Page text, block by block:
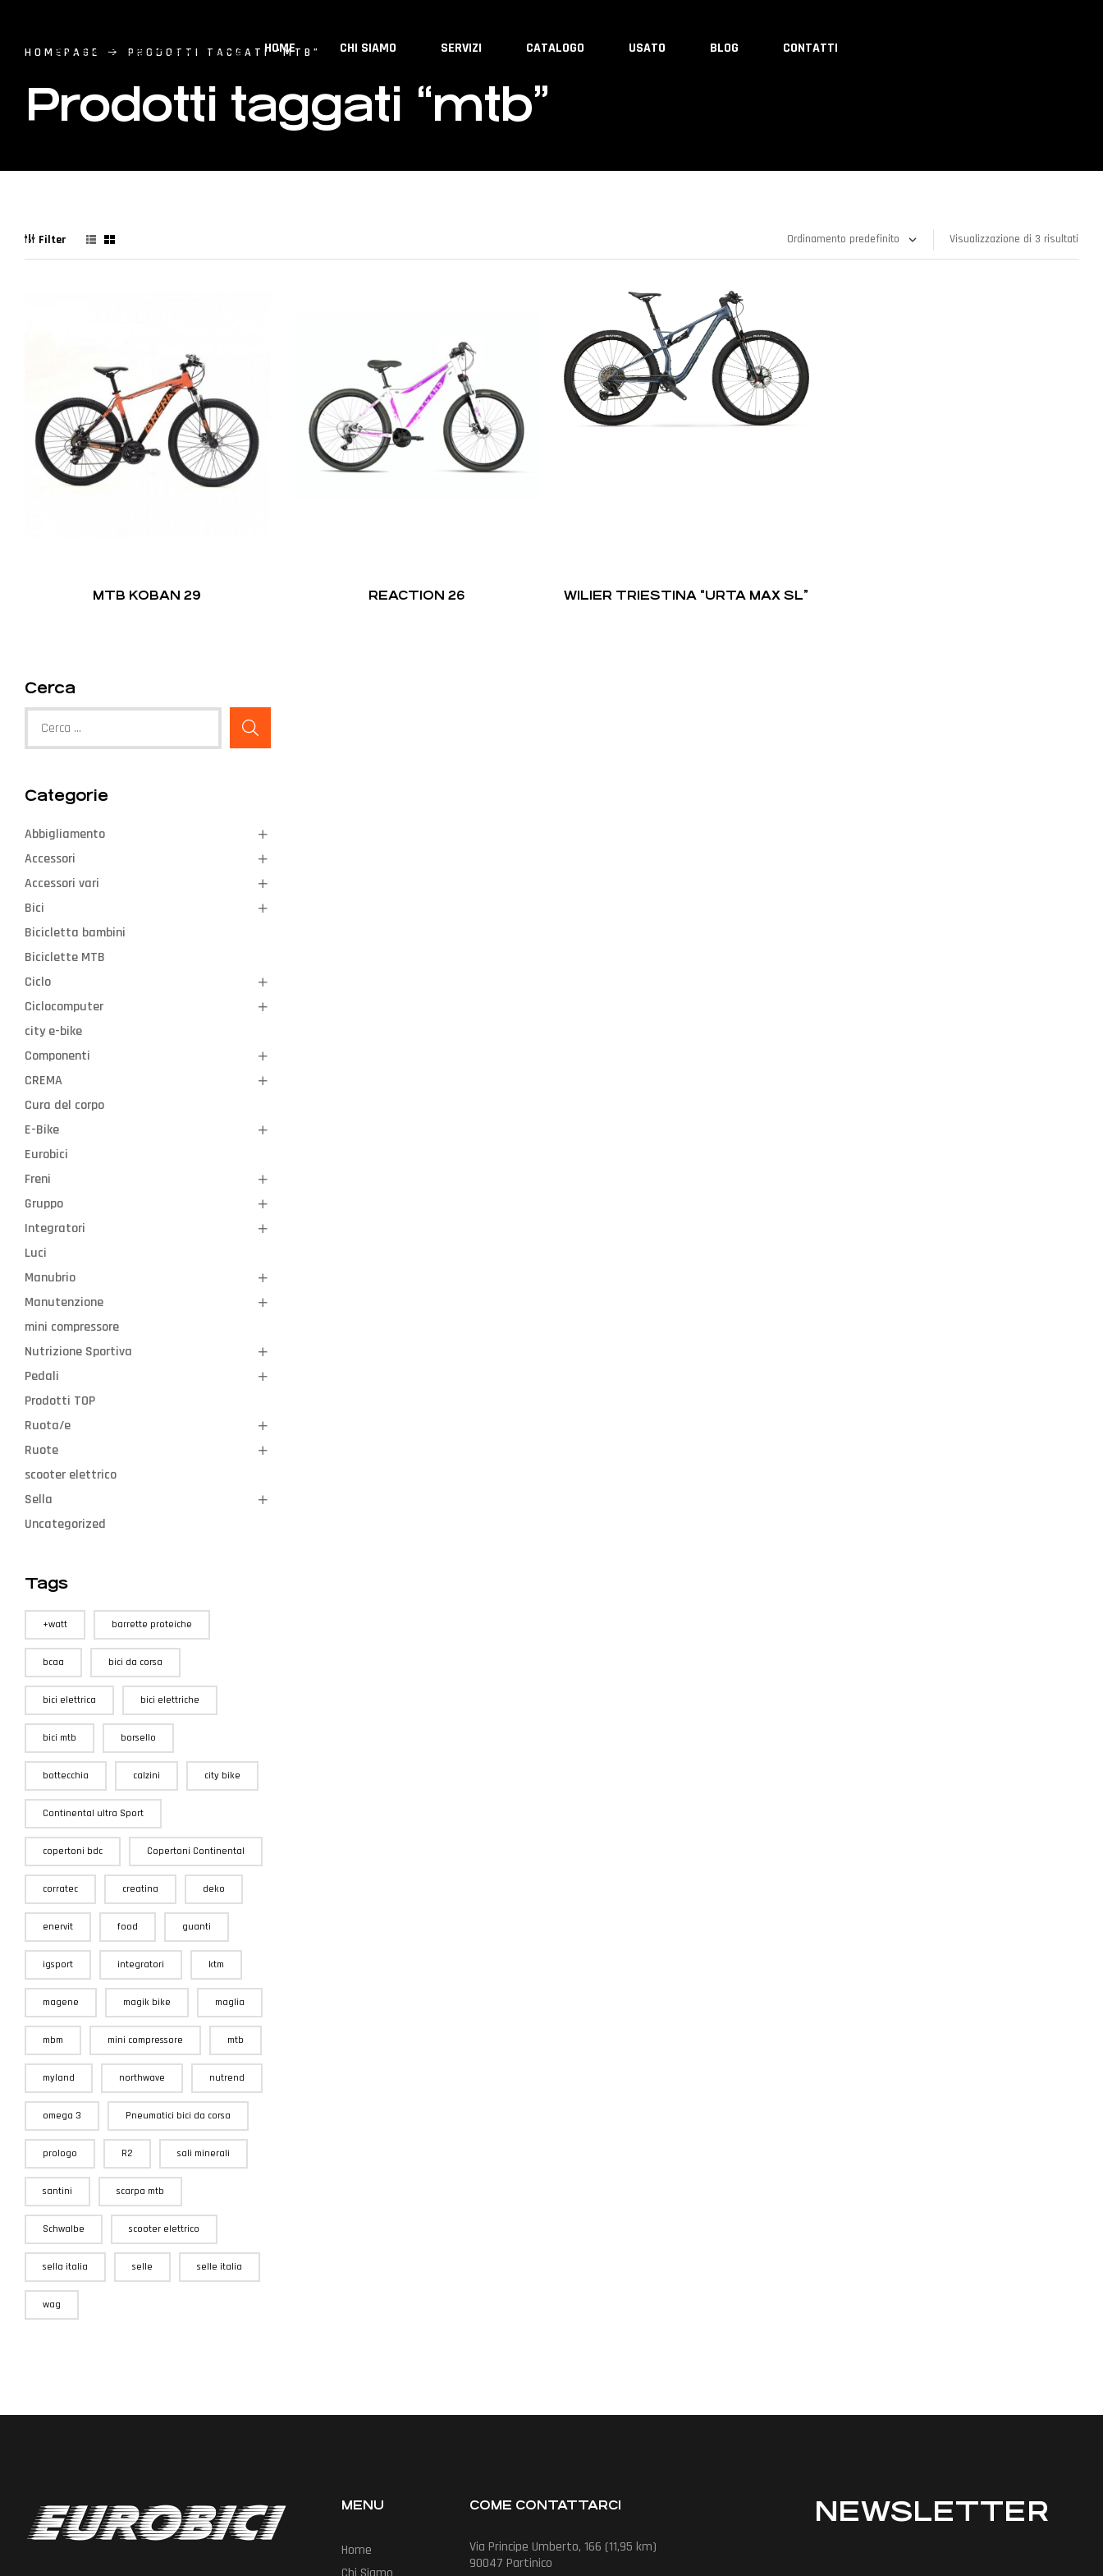
HOME CHI SIAMO SERVIZI CATALOGO USATO BLOG CONTATTI
HOMEPAGE PRODOTTI TAGGATI “MTB”
Prodotti taggati “mtb”
Filter Visualizzazione di 3 risultati
MTB KOBAN 29 REACTION 26 WILIER TRIESTINA “URTA MAX SL”
Cerca
Categorie
Abbigliamento
Accessori
Accessori vari
Bici
Bicicletta bambini
Biciclette MTB
Ciclo
Ciclocomputer
city e-bike
Componenti
CREMA
Cura del corpo
E-Bike
Eurobici
Freni
Gruppo
Integratori
Luci
Manubrio
Manutenzione
mini compressore
Nutrizione Sportiva
Pedali
Prodotti TOP
Ruota/e
Ruote
scooter elettrico
Sella
Uncategorized
Tags
+watt barrette proteiche
bcaa bici da corsa
bici elettrica bici elettriche
bici mtb borsello
bottecchia calzini city bike
Continental ultra Sport
copertoni bdc Copertoni Continental
corratec creatina deko
enervit food guanti
igsport integratori ktm
magene magik bike maglia
mbm mini compressore mtb
myland northwave nutrend
omega 3 Pneumatici bici da corsa
prologo R2 sali minerali
santini scarpa mtb
Schwalbe scooter elettrico
sella italia selle selle italia
wag
MENU
Home
COME CONTATTARCI
Via Principe Umberto, 166 (11,95 km)
90047 Partinico
NEWSLETTER